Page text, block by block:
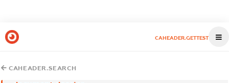
CAHEADER.GETTEST
CAHEADER.SEARCH